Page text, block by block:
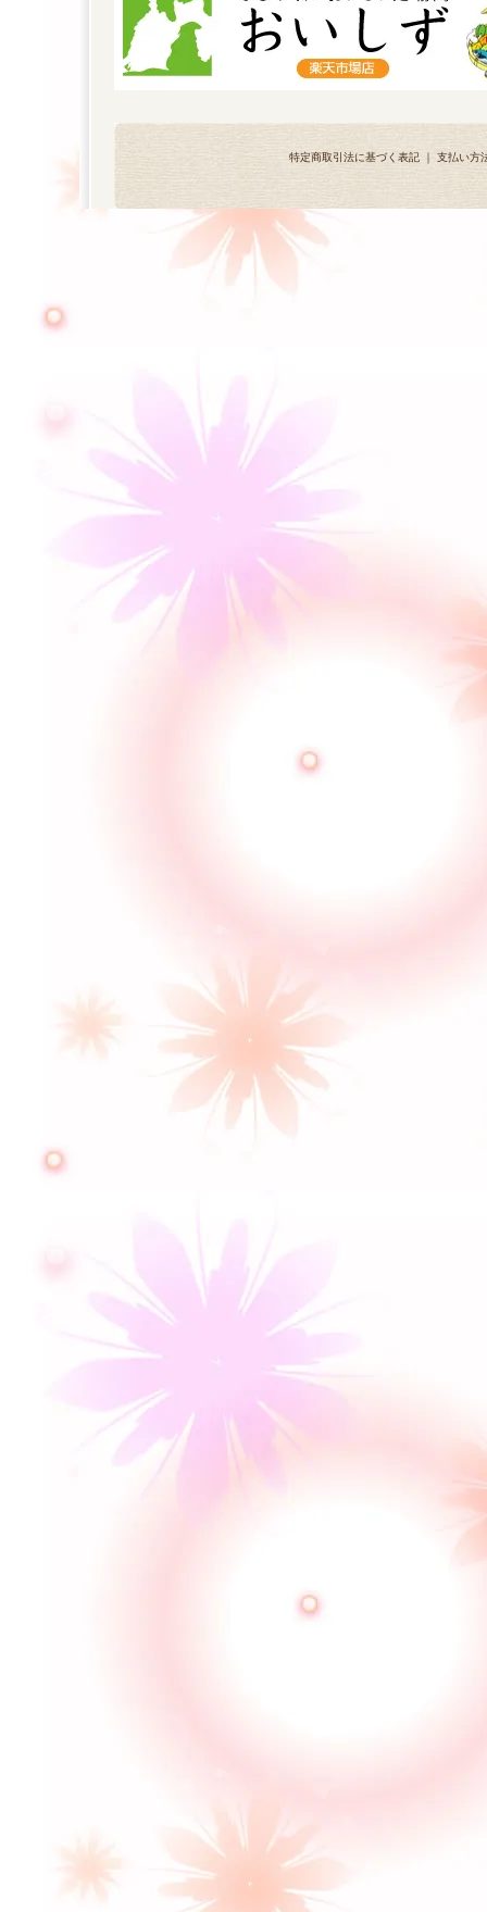
特定商取引法に基づく表記 ｜ 支払い方